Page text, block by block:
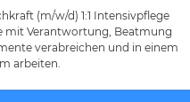
(m/w/d) 1:1 Intensivpflege
mit Verantwortung, Beatmung
verabreichen und in einem
arbeiten.